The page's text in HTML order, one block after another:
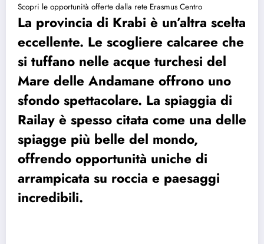
Scopri le opportunità offerte dalla rete Erasmus Centro
La provincia di Krabi è un’altra scelta
eccellente. Le scogliere calcaree che
si tuffano nelle acque turchesi del
Mare delle Andamane offrono uno
sfondo spettacolare. La spiaggia di
Railay è spesso citata come una delle
spiagge più belle del mondo,
offrendo opportunità uniche di
arrampicata su roccia e paesaggi
incredibili.